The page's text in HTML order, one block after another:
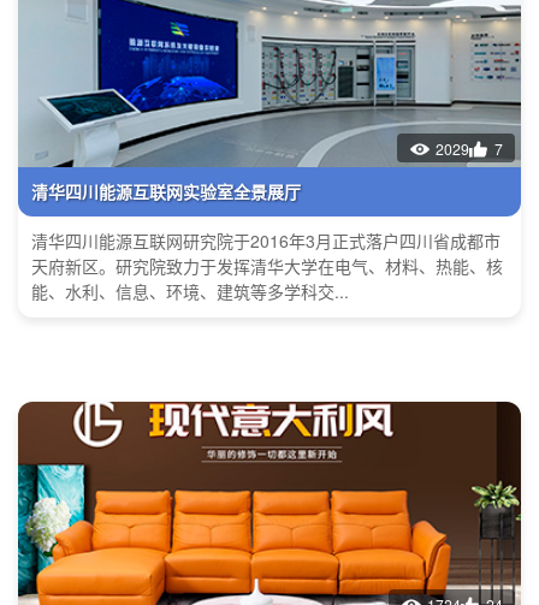
2029 7
清华四川能源互联网实验室全景展厅
清华四川能源互联网研究院于2016年3月正式落户四川省成都市
天府新区。研究院致力于发挥清华大学在电气、材料、热能、核
能、水利、信息、环境、建筑等多学科交...